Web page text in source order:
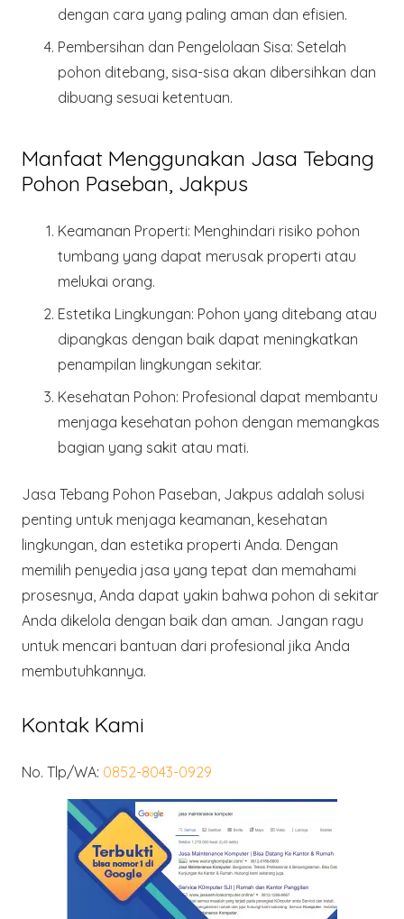
dengan cara yang paling aman dan efisien.
Pembersihan dan Pengelolaan Sisa: Setelah
pohon ditebang, sisa-sisa akan dibersihkan dan
dibuang sesuai ketentuan.
Manfaat Menggunakan Jasa Tebang
Pohon Paseban, Jakpus
Keamanan Properti: Menghindari risiko pohon
tumbang yang dapat merusak properti atau
melukai orang.
Estetika Lingkungan: Pohon yang ditebang atau
dipangkas dengan baik dapat meningkatkan
penampilan lingkungan sekitar.
Kesehatan Pohon: Profesional dapat membantu
menjaga kesehatan pohon dengan memangkas
bagian yang sakit atau mati.
Jasa Tebang Pohon Paseban, Jakpus adalah solusi
penting untuk menjaga keamanan, kesehatan
lingkungan, dan estetika properti Anda. Dengan
memilih penyedia jasa yang tepat dan memahami
prosesnya, Anda dapat yakin bahwa pohon di sekitar
Anda dikelola dengan baik dan aman. Jangan ragu
untuk mencari bantuan dari profesional jika Anda
membutuhkannya.
Kontak Kami
No. Tlp/WA: 0852-8043-0929